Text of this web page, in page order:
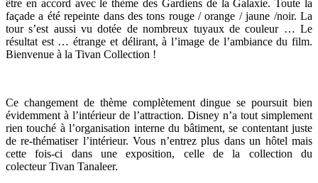
être en accord avec le thème des Gardiens de la Galaxie. Toute la
façade a été repeinte dans des tons rouge / orange / jaune /noir. La
tour s’est aussi vu dotée de nombreux tuyaux de couleur … Le
résultat est … étrange et délirant, à l’image de l’ambiance du film.
Bienvenue à la Tivan Collection !
Ce changement de thème complètement dingue se poursuit bien
évidemment à l’intérieur de l’attraction. Disney n’a tout simplement
rien touché à l’organisation interne du bâtiment, se contentant juste
de re-thématiser l’intérieur. Vous n’entrez plus dans un hôtel mais
cette fois-ci dans une exposition, celle de la collection du
colecteur Tivan Tanaleer.